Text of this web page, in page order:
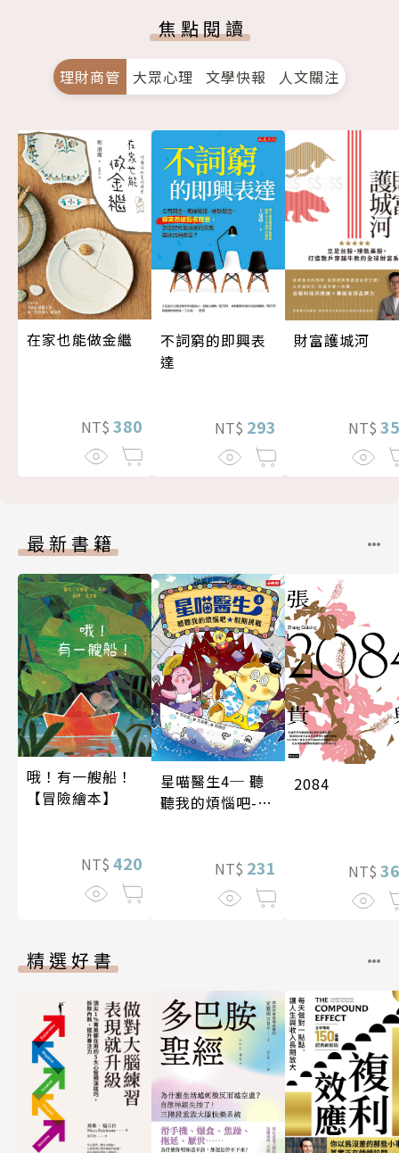
焦點閱讀
理財商管 大眾心理 文學快報 人文關注
在家也能做金繼
NT$ 380
不詞窮的即興表
達
NT$ 293
財富護城河
NT$
最新書籍
哦！有一艘船！
【冒險繪本】
NT$ 420
星喵醫生4─ 聽
聽我的煩惱吧-假
NT$ 231
2084
NT$
精選好書